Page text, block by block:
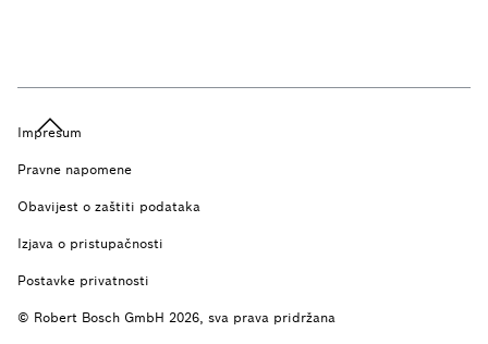
Impresum
Pravne napomene
Obavijest o zaštiti podataka
Izjava o pristupačnosti
Postavke privatnosti
© Robert Bosch GmbH 2026, sva prava pridržana